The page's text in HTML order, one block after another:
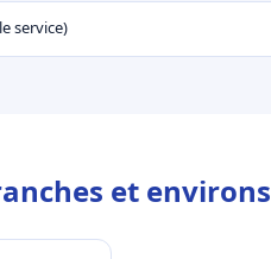
service)
et environs